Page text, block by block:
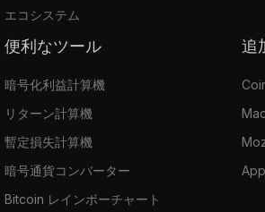
エコシステム
便利なツール
暗号化利益計算機
リターン計算機
暫定損失計算機
暗号通貨コンバーター
Bitcoin レインボーチャート